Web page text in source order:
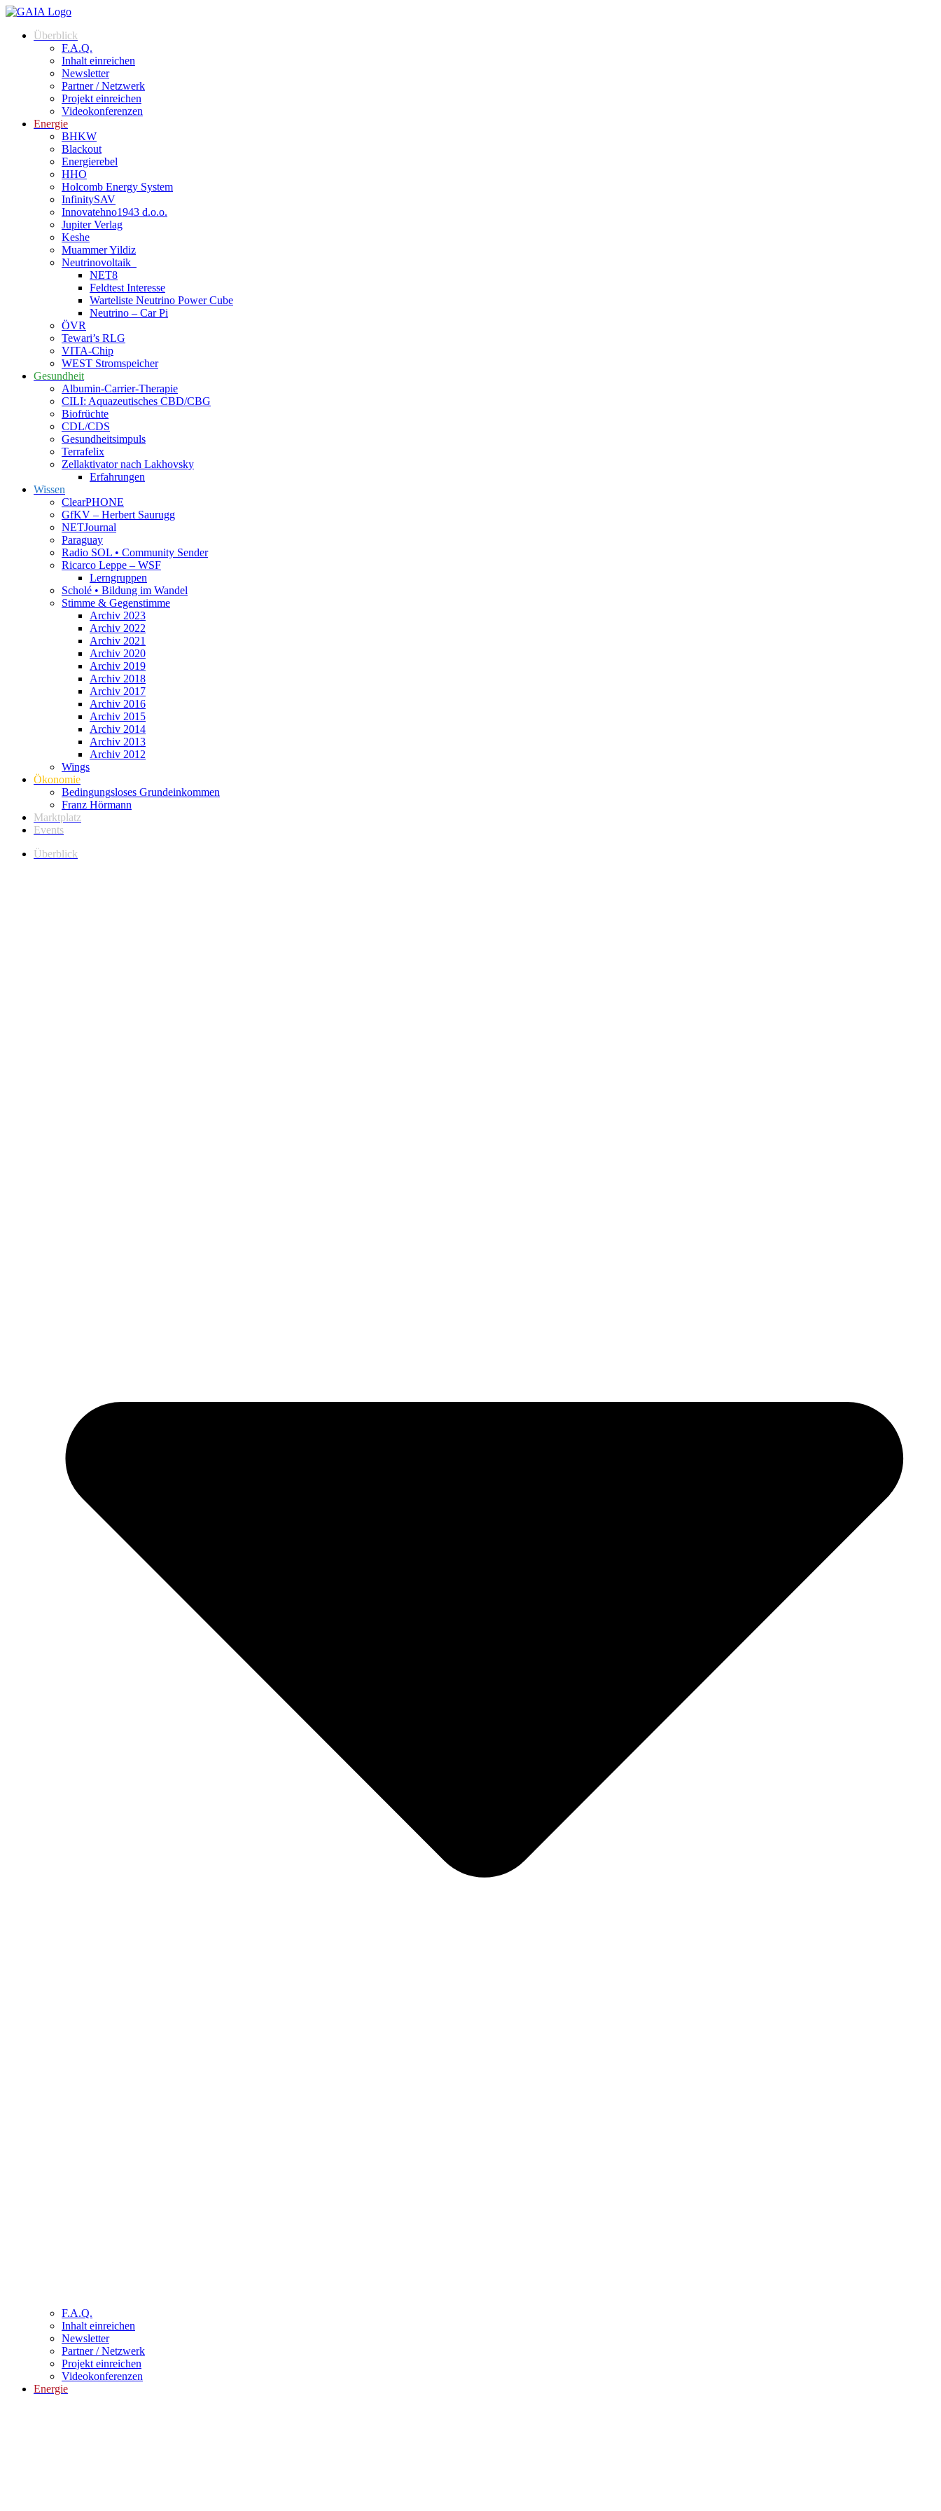
Überblick
F.A.Q.
Inhalt einreichen
Newsletter
Partner / Netzwerk
Projekt einreichen
Videokonferenzen
Energie
BHKW
Blackout
Energierebel
HHO
Holcomb Energy System
InfinitySAV
Innovatehno1943 d.o.o.
Jupiter Verlag
Keshe
Muammer Yildiz
Neutrinovoltaik
NET8
Feldtest Interesse
Warteliste Neutrino Power Cube
Neutrino – Car Pi
ÖVR
Tewari’s RLG
VITA-Chip
WEST Stromspeicher
Gesundheit
Albumin-Carrier-Therapie
CILI: Aquazeutisches CBD/CBG
Biofrüchte
CDL/CDS
Gesundheitsimpuls
Terrafelix
Zellaktivator nach Lakhovsky
Erfahrungen
Wissen
ClearPHONE
GfKV – Herbert Saurugg
NETJournal
Paraguay
Radio SOL • Community Sender
Ricarco Leppe – WSF
Lerngruppen
Scholé • Bildung im Wandel
Stimme & Gegenstimme
Archiv 2023
Archiv 2022
Archiv 2021
Archiv 2020
Archiv 2019
Archiv 2018
Archiv 2017
Archiv 2016
Archiv 2015
Archiv 2014
Archiv 2013
Archiv 2012
Wings
Ökonomie
Bedingungsloses Grundeinkommen
Franz Hörmann
Marktplatz
Events
Überblick
F.A.Q.
Inhalt einreichen
Newsletter
Partner / Netzwerk
Projekt einreichen
Videokonferenzen
Energie